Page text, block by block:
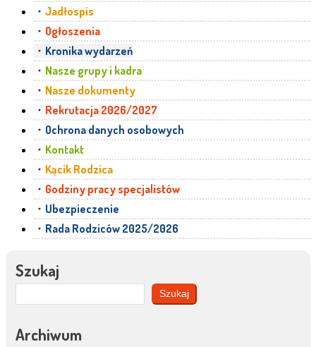
Jadłospis
Ogłoszenia
Kronika wydarzeń
Nasze grupy i kadra
Nasze dokumenty
Rekrutacja 2026/2027
Ochrona danych osobowych
Kontakt
Kącik Rodzica
Godziny pracy specjalistów
Ubezpieczenie
Rada Rodziców 2025/2026
Szukaj
Szukaj
Archiwum